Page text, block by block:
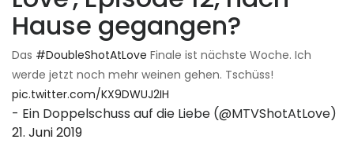
Hause gegangen?
Das #DoubleShotAtLove Finale ist nächste Woche. Ich
werde jetzt noch mehr weinen gehen. Tschüss!
pic.twitter.com/KX9DWUJ2IH
- Ein Doppelschuss auf die Liebe (@MTVShotAtLove)
21. Juni 2019